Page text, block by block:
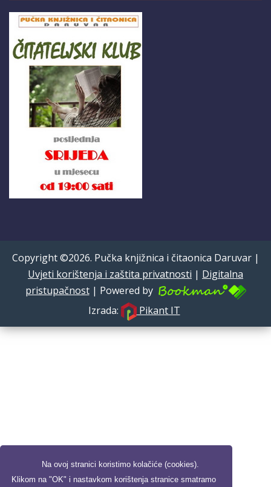
Na ovoj stranici koristimo kolačiće (cookies).
Klikom na "OK" i nastavkom korištenja stranice smatramo
Copyright ©2026. Pučka knjižnica i čitaonica Daruvar |
Uvjeti korištenja i zaštita privatnosti | Digitalna
pristupačnost| Powered by
Izrada:
Pikant IT